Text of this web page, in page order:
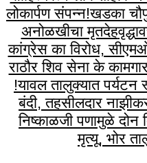
लोकार्पण संपन्न!खडका
अनोळखीचा मृतदेह
कांग्रेस का विरोध,
राठौर शिव सेना के
!यावल तालुक्यात पर्यटन
बंदी, तहसीलदार
निष्काळजी पणामुळे दोन
मृत्यू, भोर